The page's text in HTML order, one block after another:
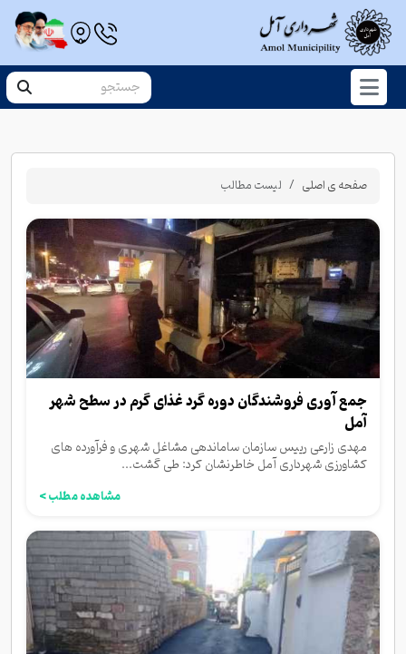
صفحه ی اصلی لیست مطالب
جمع آوری فروشندگان دوره گرد غذای گرم در سطح شهر
آمل
مهدی زارعی رییس سازمان ساماندهی مشاغل شهری و فرآورده های
کشاورزی شهرداری آمل خاطرنشان کرد: طی گشت...
مشاهده مطلب >